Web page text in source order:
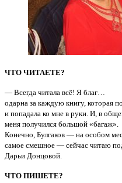
ЧТО ЧИТАЕТЕ?
— Всегда читала всё! Я благ…
одарна за каждую книгу, которая
и попадала ко мне в руки. И, в
меня получился большой «багаж».
Конечно, Булгаков — на особом
самое смешное — сейчас читаю
Дарьи Донцовой.
ЧТО ПИШЕТЕ?